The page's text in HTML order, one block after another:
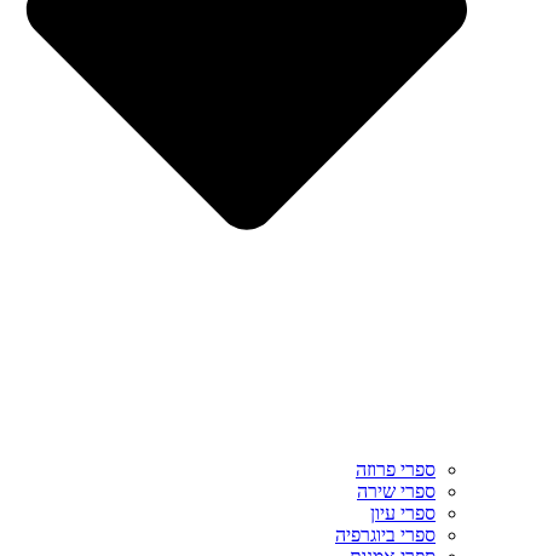
ספרי פרוזה
ספרי שירה
ספרי עיון
ספרי ביוגרפיה